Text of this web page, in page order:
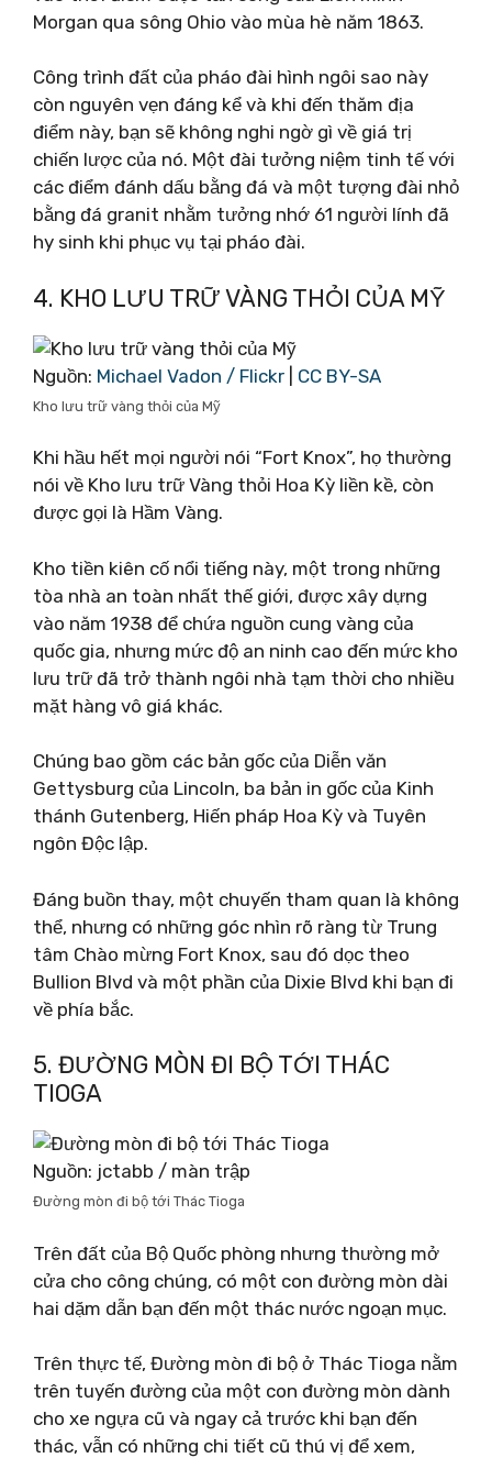
Morgan qua sông Ohio vào mùa hè năm 1863.
Công trình đất của pháo đài hình ngôi sao này
còn nguyên vẹn đáng kể và khi đến thăm địa
điểm này, bạn sẽ không nghi ngờ gì về giá trị
chiến lược của nó. Một đài tưởng niệm tinh tế với
các điểm đánh dấu bằng đá và một tượng đài nhỏ
bằng đá granit nhằm tưởng nhớ 61 người lính đã
hy sinh khi phục vụ tại pháo đài.
4. KHO LƯU TRỮ VÀNG THỎI CỦA MỸ
Nguồn: Michael Vadon / Flickr CC BY-SA
Kho lưu trữ vàng thỏi của Mỹ
Khi hầu hết mọi người nói “Fort Knox”, họ thường
nói về Kho lưu trữ Vàng thỏi Hoa Kỳ liền kề, còn
được gọi là Hầm Vàng.
Kho tiền kiên cố nổi tiếng này, một trong những
tòa nhà an toàn nhất thế giới, được xây dựng
vào năm 1938 để chứa nguồn cung vàng của
quốc gia, nhưng mức độ an ninh cao đến mức kho
lưu trữ đã trở thành ngôi nhà tạm thời cho nhiều
mặt hàng vô giá khác.
Chúng bao gồm các bản gốc của Diễn văn
Gettysburg của Lincoln, ba bản in gốc của Kinh
thánh Gutenberg, Hiến pháp Hoa Kỳ và Tuyên
ngôn Độc lập.
Đáng buồn thay, một chuyến tham quan là không
thể, nhưng có những góc nhìn rõ ràng từ Trung
tâm Chào mừng Fort Knox, sau đó dọc theo
Bullion Blvd và một phần của Dixie Blvd khi bạn đi
về phía bắc.
5. ĐƯỜNG MÒN ĐI BỘ TỚI THÁC
TIOGA
Nguồn: jctabb / màn trập
Đường mòn đi bộ tới Thác Tioga
Trên đất của Bộ Quốc phòng nhưng thường mở
cửa cho công chúng, có một con đường mòn dài
hai dặm dẫn bạn đến một thác nước ngoạn mục.
Trên thực tế, Đường mòn đi bộ ở Thác Tioga nằm
trên tuyến đường của một con đường mòn dành
cho xe ngựa cũ và ngay cả trước khi bạn đến
thác, vẫn có những chi tiết cũ thú vị để xem,